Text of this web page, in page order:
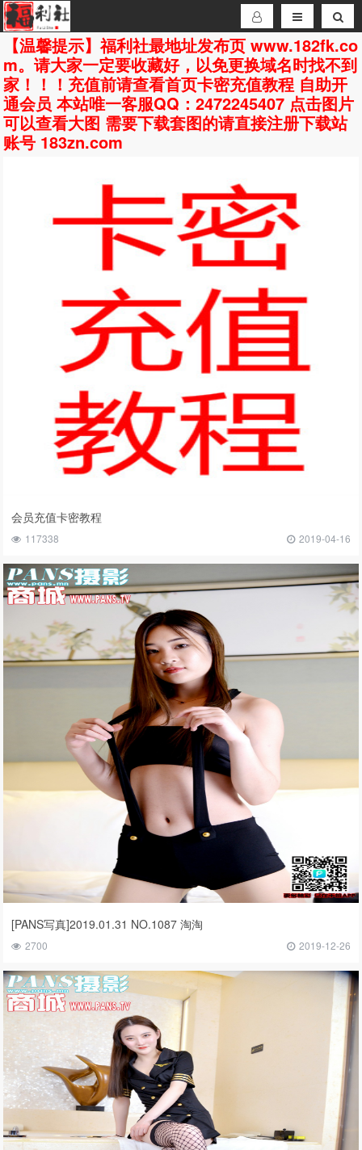
【温馨提示】福利社最地址发布页 www.182fk.co
m。请大家一定要收藏好，以免更换域名时找不到
家！！！充值前请查看首页卡密充值教程 自助开
通会员 本站唯一客服QQ：2472245407 点击图片
可以查看大图 需要下载套图的请直接注册下载站
账号 183zn.com
会员充值卡密教程
117338 2019-04-16
[PANS写真]2019.01.31 NO.1087 淘淘
2700 2019-12-26